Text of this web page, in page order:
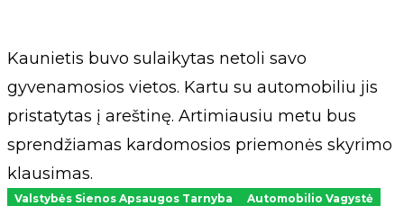
Kaunietis buvo sulaikytas netoli savo
gyvenamosios vietos. Kartu su automobiliu jis
pristatytas į areštinę. Artimiausiu metu bus
sprendžiamas kardomosios priemonės skyrimo
klausimas.
Valstybės Sienos Apsaugos Tarnyba Automobilio Vagystė